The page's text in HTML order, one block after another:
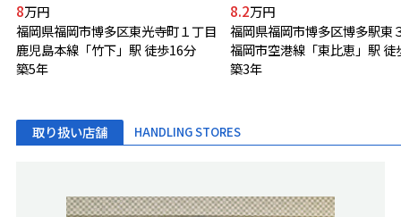
8万円
福岡県福岡市博多区東光寺町１丁目
鹿児島本線「竹下」駅 徒歩16分
築5年
8.2万円
福岡県福岡市博多区博多駅東
福岡市空港線「東比恵」駅 徒
築3年
取り扱い店舗 HANDLING STORES